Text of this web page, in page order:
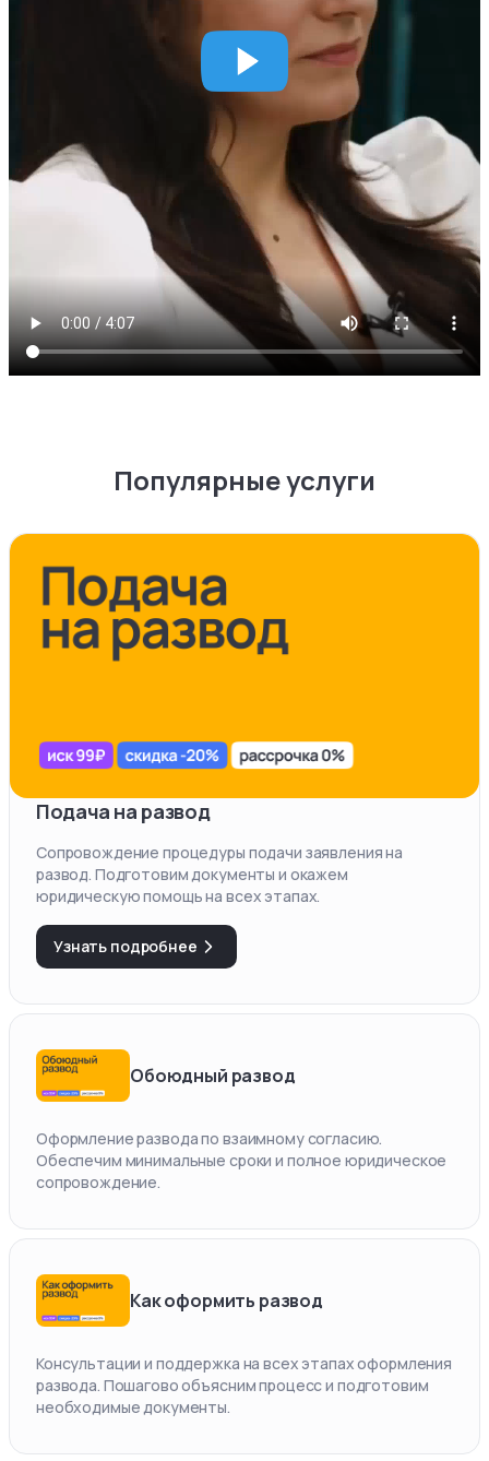
Популярные услуги
Подача на развод
Сопровождение процедуры подачи заявления на
развод. Подготовим документы и окажем
юридическую помощь на всех этапах.
Узнать подробнее
Обоюдный развод
Оформление развода по взаимному согласию.
Обеспечим минимальные сроки и полное юридическое
сопровождение.
Как оформить развод
Консультации и поддержка на всех этапах оформления
развода. Пошагово объясним процесс и подготовим
необходимые документы.